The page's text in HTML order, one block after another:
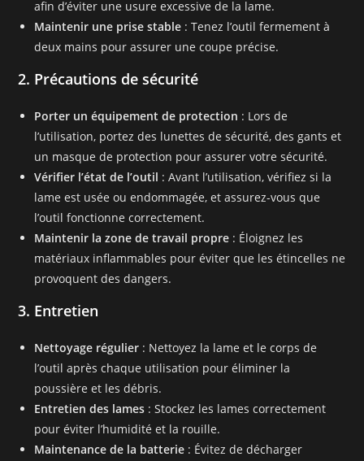
afin d’éviter une usure excessive de la lame.
Maintenir une prise stable : Tenez l’outil fermement à
deux mains pour assurer une coupe précise.
2. Précautions de sécurité
Porter un équipement de protection : Lors de
l’utilisation, portez des lunettes de sécurité, des gants et
un masque de protection pour assurer votre sécurité.
Vérifier l’état de l’outil : Avant l’utilisation, vérifiez si la
lame est usée ou endommagée, et assurez-vous que
l’outil fonctionne correctement.
Maintenir la zone de travail propre : Éloignez les
matériaux inflammables pour éviter que les étincelles ne
provoquent des dangers.
3. Entretien
Nettoyage régulier : Nettoyez la lame et le corps de
l’outil après chaque utilisation pour éliminer la
poussière et les débris.
Entretien des lames : Stockez les lames correctement
pour éviter l’humidité et la rouille.
Maintenance de la batterie : Évitez de décharger